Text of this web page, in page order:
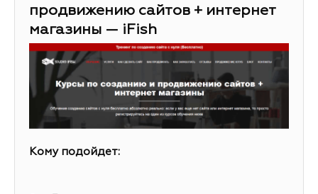
продвижению сайтов + интернет
магазины — iFish
Кому подойдет: